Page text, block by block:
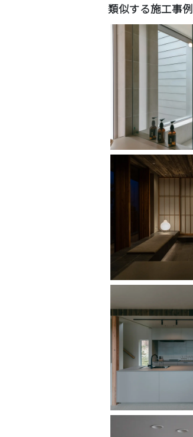
類似する施工事例